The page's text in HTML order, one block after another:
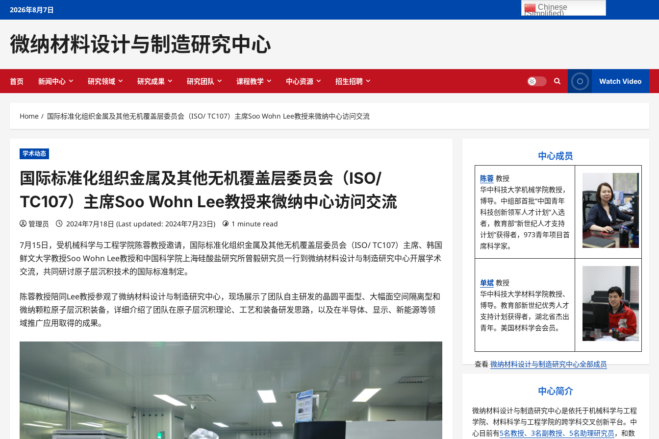
Skip2026年8月7日
微纳材料设计与制造研究中心
首页 新闻中心 研究领域 研究成果 研究团队 课程教学 中心资源 招生招聘 Watch Video
Home 国际标准化组织金属及其他无机覆盖层委员会（ISO/ TC107）主席Soo Wohn Lee教授来微纳中心访问交流
学术动态
国际标准化组织金属及其他无机覆盖层委员会（ISO/
TC107）主席Soo Wohn Lee教授来微纳中心访问交流
管理员 2024年7月18日 (Last updated: 2024年7月23日) 1 minute read
7月15日，受机械科学与工程学院陈蓉教授邀请，国际标准化组织金属及其他无机覆盖层委员会（ISO/ TC107）主席、韩国
鲜文大学教授Soo Wohn Lee教授和中国科学院上海硅酸盐研究所曾毅研究员一行到微纳材料设计与制造研究中心开展学术
交流，共同研讨原子层沉积技术的国际标准制定。
陈蓉教授陪同Lee教授参观了微纳材料设计与制造研究中心，现场展示了团队自主研发的晶圆平面型、大幅面空间隔离型和
微纳颗粒原子层沉积装备，详细介绍了团队在原子层沉积理论、工艺和装备研发思路，以及在半导体、显示、新能源等领
域推广应用取得的成果。
中心成员
陈蓉教授
华中科技大学机械学院教授，
博导。中组部首批“中国青年
科技创新领军人才计划”入选
者，教育部“新世纪人才支持
计划”获得者，973青年项目首
席科学家。
单斌教授
华中科技大学材料学院教授、
博导。教育部新世纪优秀人才
支持计划获得者，湖北省杰出
青年。美国材料学会会员。
查看微纳材料设计与制造研究中心全部成员
中心简介
微纳材料设计与制造研究中心是依托于机械科学与工程
学院、材料科学与工程学院的跨学科交叉创新平台。中
心目前有5名教授、3名副教授、5名助理研究员 ，和数
Chinese
(Simplified)